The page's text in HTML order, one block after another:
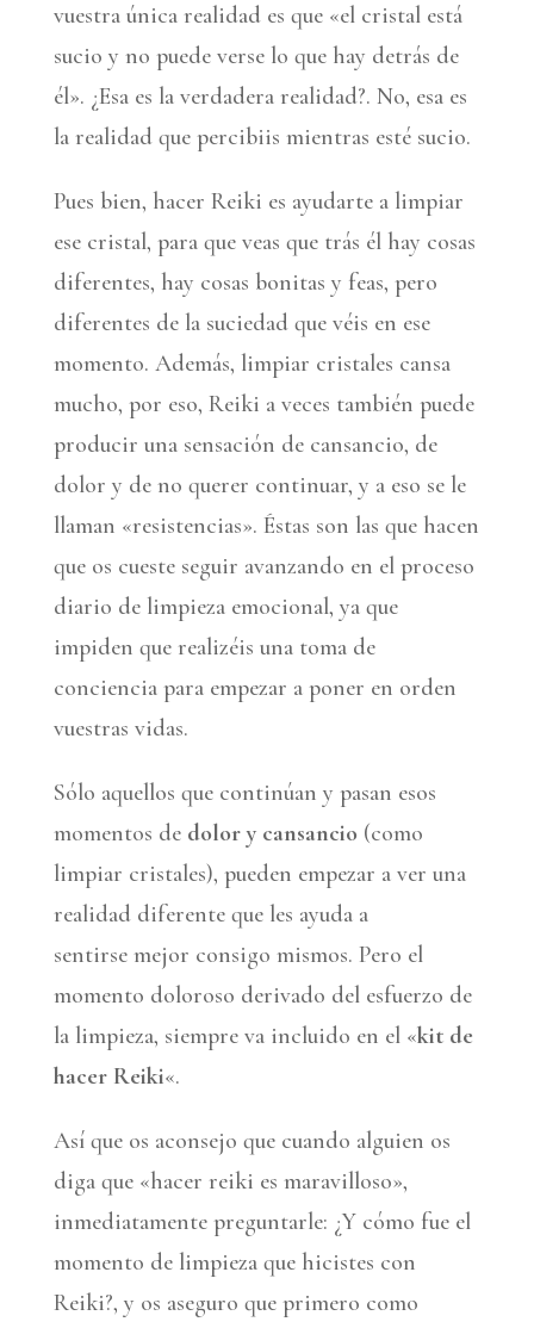
vuestra única realidad es que «el cristal está
sucio y no puede verse lo que hay detrás de
él». ¿Esa es la verdadera realidad?. No, esa es
la realidad que percibiis mientras esté sucio.
Pues bien, hacer Reiki es ayudarte a limpiar
ese cristal, para que veas que trás él hay cosas
diferentes, hay cosas bonitas y feas, pero
diferentes de la suciedad que véis en ese
momento. Además, limpiar cristales cansa
mucho, por eso, Reiki a veces también puede
producir una sensación de cansancio, de
dolor y de no querer continuar, y a eso se le
llaman «resistencias». Éstas son las que hacen
que os cueste seguir avanzando en el proceso
diario de limpieza emocional, ya que
impiden que realizéis una toma de
conciencia para empezar a poner en orden
vuestras vidas.
Sólo aquellos que continúan y pasan esos
momentos de dolor y cansancio (como
limpiar cristales), pueden empezar a ver una
realidad diferente que les ayuda a
sentirse mejor consigo mismos. Pero el
momento doloroso derivado del esfuerzo de
la limpieza, siempre va incluido en el «kit de
hacer Reiki«.
Así que os aconsejo que cuando alguien os
diga que «hacer reiki es maravilloso»,
inmediatamente preguntarle: ¿Y cómo fue el
momento de limpieza que hicistes con
Reiki?, y os aseguro que primero como